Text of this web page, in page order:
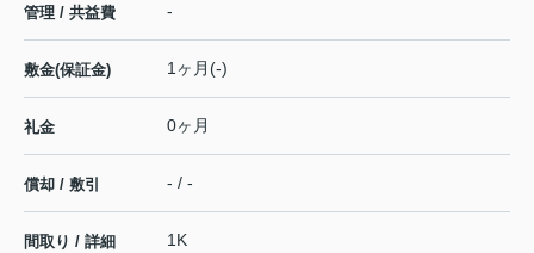
管理 / 共益費 -
敷金(保証金) 1ヶ月(-)
礼金 0ヶ月
償却 / 敷引 - / -
間取り / 詳細
1K